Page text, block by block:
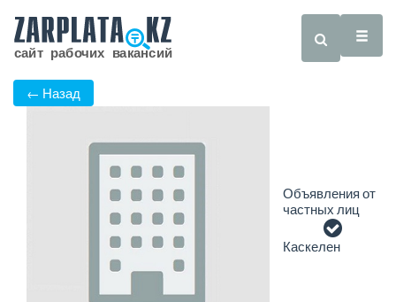
← Назад
Объявления от
частных лиц
Каскелен